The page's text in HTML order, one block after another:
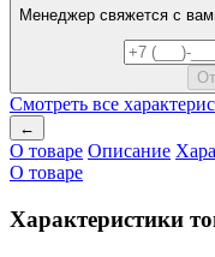
Менеджер свяжется с
Смотреть все
←
О товаре Описание
О товаре
Характеристики